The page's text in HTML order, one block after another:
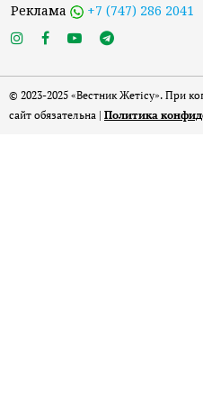
Реклама +7 (747) 286 2041
© 2023-2025 «Вестник Жетісу». При
сайт обязательна | Политика